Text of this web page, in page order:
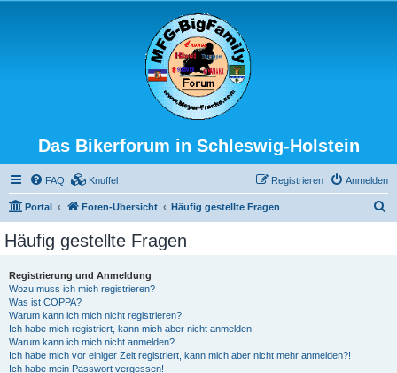
Das Bikerforum in Schleswig-Holstein
FAQ Knuffel Anmelden
Registrieren
Portal Foren-Übersicht Häufig gestellte Fragen
Häufig gestellte Fragen
Registrierung und Anmeldung
Wozu muss ich mich registrieren?
Was ist COPPA?
Warum kann ich mich nicht registrieren?
Ich habe mich registriert, kann mich aber nicht anmelden!
Warum kann ich mich nicht anmelden?
Ich habe mich vor einiger Zeit registriert, kann mich aber nicht mehr anmelden?!
Ich habe mein Passwort vergessen!